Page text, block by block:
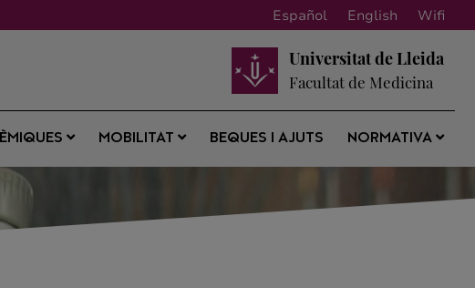
Español English Wifi
Universitat de Lleida
Facultat de Medicina
MOBILITAT BEQUES I AJUTS NORMATIVA